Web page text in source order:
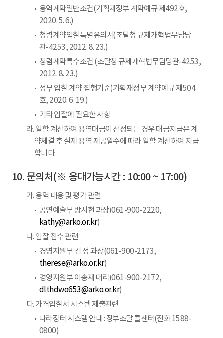
용역계약일반조건(기획재정부 계약예규 제492호,
2020. 5. 6.)
청렴계약입찰특별유의서(조달청 규제개혁법무담당
관-4253, 2012. 8. 23.)
청렴계약특수조건 (조달청 규제개혁법무담당관-4253,
2012. 8. 23.)
정부 입찰 계약 집행기준(기획재정부 계약예규 제504
호, 2020. 6. 19.)
기타 입찰에 필요한 사항
라. 일할 계산하여 용역대금이 산정되는 경우 대금지급은 계
약체결 후 실제 용역 제공일수에 따라 일할 계산하여 지급
합니다.
문의처(※ 응대가능시간 : 10:00 ~ 17:00)
가. 용역 내용 및 평가 관련
공연예술부 방시현 과장(061-900-2220,
kathy@arko.or.kr)
나. 입찰 접수 관련
경영지원부 김 정 과장(061-900-2173,
therese@arko.or.kr)
경영지원부 이송재 대리(061-900-2172,
dlthdwo653@arko.or.kr)
다. 가격입찰서 시스템 제출관련
나라장터 시스템 안내 : 정부조달 콜센터(전화 1588-
0800)